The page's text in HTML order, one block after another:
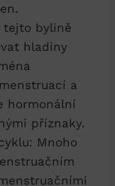
tejto bylině
hladiny
a
hormonální
příznaky.
Mnoho